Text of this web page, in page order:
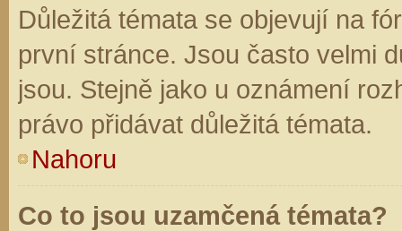
Důležitá témata se objevují na
první stránce. Jsou často velmi
jsou. Stejně jako u oznámení
právo přidávat důležitá témata.
Nahoru
Co to jsou uzamčená témata?